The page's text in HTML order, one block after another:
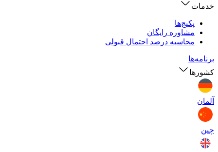
خدمات
پکیج‌ها
مشاوره رایگان
محاسبه درصد احتمال قبولی
برنامه‌ها
کشورها
آلمان
چین